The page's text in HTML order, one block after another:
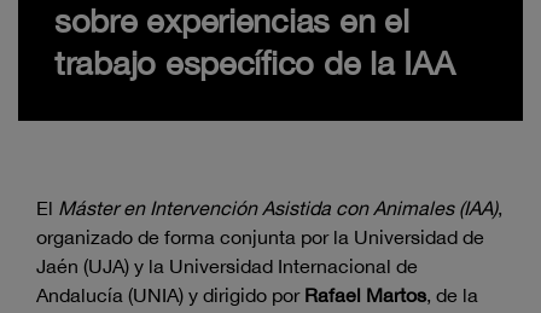
sobre experiencias en el
trabajo específico de la IAA
El Máster en Intervención Asistida con Animales (IAA),
organizado de forma conjunta por la Universidad de
Jaén (UJA) y la Universidad Internacional de
Andalucía (UNIA) y dirigido por Rafael Martos, de la